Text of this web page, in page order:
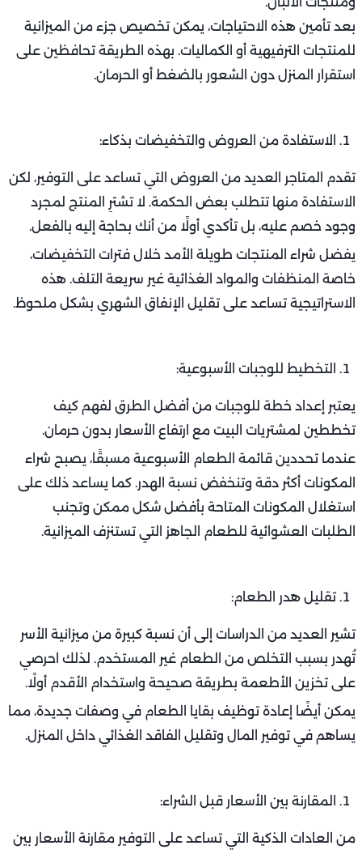
بعد تأمين هذه الاحتياجات، يمكن تخصيص جزء من الميزانية
للمنتجات الترفيهية أو الكماليات. بهذه الطريقة تحافظين على
استقرار المنزل دون الشعور بالضغط أو الحرمان.
الاستفادة من العروض والتخفيضات بذكاء:
تقدم المتاجر العديد من العروض التي تساعد على التوفير، لكن
الاستفادة منها تتطلب بعض الحكمة. لا تشترِ المنتج لمجرد
وجود خصم عليه، بل تأكدي أولًا من أنك بحاجة إليه بالفعل.
يفضل شراء المنتجات طويلة الأمد خلال فترات التخفيضات،
خاصة المنظفات والمواد الغذائية غير سريعة التلف. هذه
الاستراتيجية تساعد على تقليل الإنفاق الشهري بشكل ملحوظ.
التخطيط للوجبات الأسبوعية:
يعتبر إعداد خطة للوجبات من أفضل الطرق لفهم كيف
تخططين لمشتريات البيت مع ارتفاع الأسعار بدون حرمان.
عندما تحددين قائمة الطعام الأسبوعية مسبقًا، يصبح شراء
المكونات أكثر دقة وتنخفض نسبة الهدر. كما يساعد ذلك على
استغلال المكونات المتاحة بأفضل شكل ممكن وتجنب
الطلبات العشوائية للطعام الجاهز التي تستنزف الميزانية.
تقليل هدر الطعام:
تشير العديد من الدراسات إلى أن نسبة كبيرة من ميزانية الأسر
تُهدر بسبب التخلص من الطعام غير المستخدم. لذلك احرصي
على تخزين الأطعمة بطريقة صحيحة واستخدام الأقدم أولًا.
يمكن أيضًا إعادة توظيف بقايا الطعام في وصفات جديدة، مما
يساهم في توفير المال وتقليل الفاقد الغذائي داخل المنزل.
المقارنة بين الأسعار قبل الشراء:
من العادات الذكية التي تساعد على التوفير مقارنة الأسعار بين